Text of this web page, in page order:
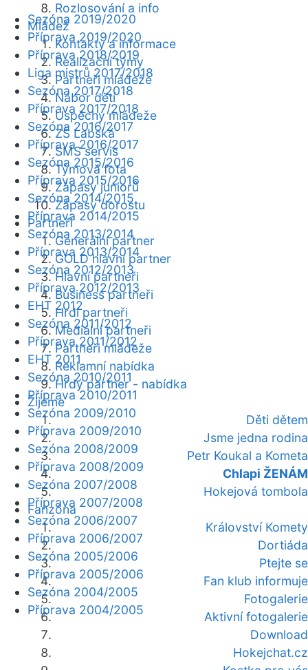
Rozlosování a info
Mládež
Kontakty a informace
Realizační týmy
Partneři mládeže
Nábor dětí
Úspěchy mládeže
ZŠ Labská
SMS servis
Týmová fota
Zápasy juniorů
Zápasy dorostu
Partneři
Generální partner
GOLD hlavní partner
Hlavní partneři
Business partneři
Hrdí partneři
Mediální partneři
Partneři mládeže
Reklamní nabídka
Hrdý partner - nabídka
Žijeme
Děti dětem
Jsme jedna rodina
Petr Koukal a Kometa
Chlapi ŽENÁM
Hokejová tombola
Fanzóna
Království Komety
Dortiáda
Ptejte se
Fan klub informuje
Fotogalerie
Aktivní fotogalerie
Download
Hokejchat.cz
Sezóna 2019/2020
Příprava 2019/2020
Příprava 2018/2019
Liga mistrů 2017/2018
Sezóna 2017/2018
Příprava 2017/2018
Sezóna 2016/2017
Příprava 2016/2017
Sezóna 2015/2016
Příprava 2015/2016
Sezóna 2014/2015
Příprava 2014/2015
Sezóna 2013/2014
Příprava 2013/2014
Sezóna 2012/2013
Příprava 2012/2013
EHT 2012
Sezóna 2011/2012
Příprava 2011/2012
EHT 2011
Sezóna 2010/2011
Příprava 2010/2011
Sezóna 2009/2010
Příprava 2009/2010
Sezóna 2008/2009
Příprava 2008/2009
Sezóna 2007/2008
Příprava 2007/2008
Sezóna 2006/2007
Příprava 2006/2007
Sezóna 2005/2006
Příprava 2005/2006
Sezóna 2004/2005
Příprava 2004/2005